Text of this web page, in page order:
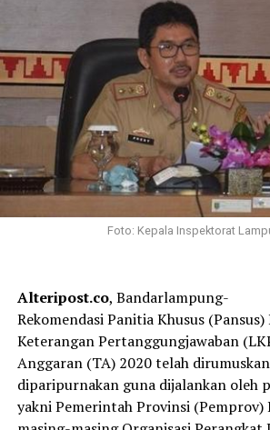
Foto: Kepala Inspektorat
Alteripost.co, Bandarlampung-
Rekomendasi Panitia Khusus
Keterangan Pertanggungjawaban
Anggaran (TA) 2020 telah
diparipurnakan guna dijalankan oleh
yakni Pemerintah Provinsi (Pemprov)